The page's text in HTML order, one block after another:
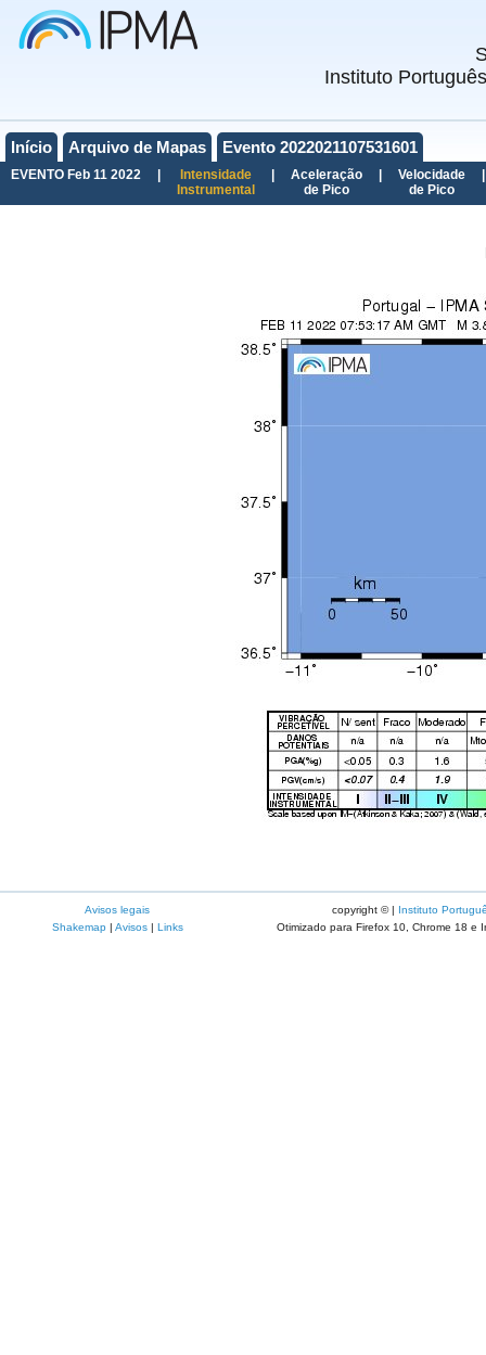
Instituto
Início Arquivo de Mapas Evento 2022021107531601
EVENTO Feb 11 2022
Intensidade
Instrumental
Aceleração
de Pico
Velocidade
de Pico
Avisos legais
Shakemap| Avisos| Links
copyright © | Instituto
Otimizado para Firefox 10, Chrome 18 e